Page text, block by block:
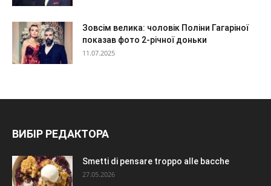
Зовсім велика: чоловік Поліни Гагаріної
показав фото 2-річної доньки
11.07.2025
ВИБІР РЕДАКТОРА
Smetti di pensare troppo alle bacche
27.05.2026